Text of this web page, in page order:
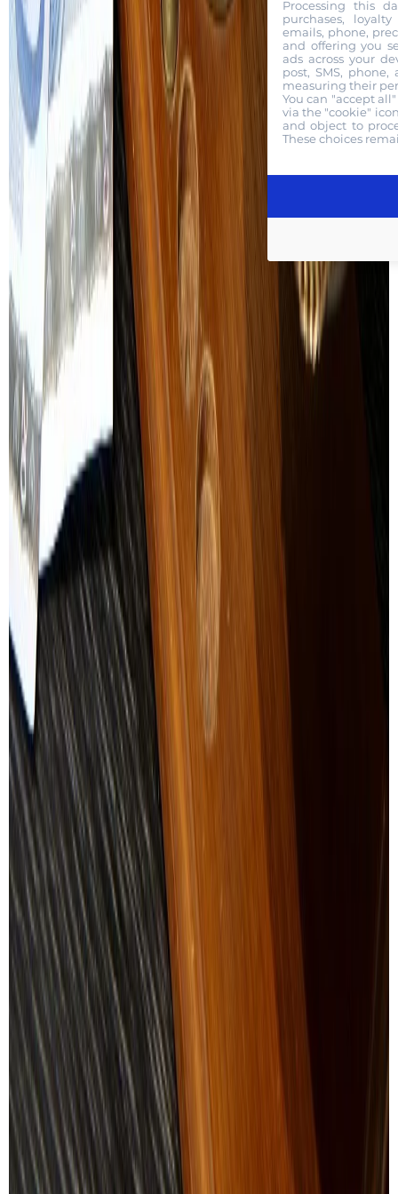
Processing this
purchases,
emails, phone,
and offering you
ads across your
post, SMS,
measuring their
You can "accept
via the "cookie"
and object to
These choices